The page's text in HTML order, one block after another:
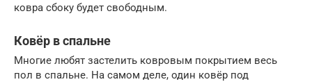
ковра сбоку будет свободным.
Ковёр в спальне
Многие любят застелить ковровым покрытием весь
пол в спальне. На самом деле, один ковёр под